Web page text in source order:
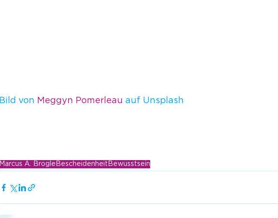
Bild von Meggyn Pomerleau auf Unsplash
Marcus A. Brogle Bescheidenheit Bewusstsein